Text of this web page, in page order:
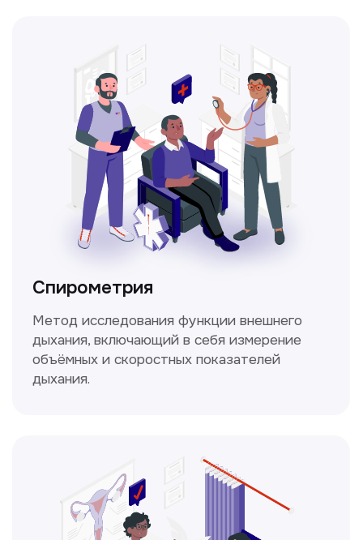
Прайс-лист
Не нашли нужную
Заполните форму, и мы всё
Получить консультацию